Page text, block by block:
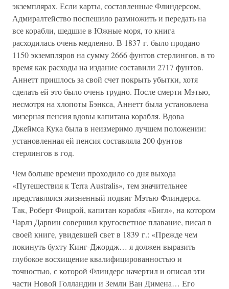
экземплярах. Если карты, составленные Флиндерсом,
Адмиралтейство поспешило размножить и передать на
все корабли, шедшие в Южные моря, то книга
расходилась очень медленно. В 1837 г. было продано
1150 экземпляров на сумму 2666 фунтов стерлингов, в то
время как расходы на издание составили 2717 фунтов.
Аннетт пришлось за свой счет покрыть убытки, хотя
сделать ей это было очень трудно. После смерти Мэтью,
несмотря на хлопоты Бэнкса, Аннетт была установлена
мизерная пенсия вдовы капитана корабля. Вдова
Джеймса Кука была в неизмеримо лучшем положении:
установленная ей пенсия составляла 200 фунтов
стерлингов в год.
Чем больше времени проходило со дня выхода
«Путешествия к Terra Australis», тем значительнее
представлялся жизненный подвиг Мэтью Флиндерса.
Так, Роберт Фицрой, капитан корабля «Бигл», на котором
Чарлз Дарвин совершил кругосветное плавание, писал в
своей книге, увидевшей свет в 1839 г.: «Прежде чем
покинуть бухту Кинг-Джордж… я должен выразить
глубокое восхищение квалифицированностью и
точностью, с которой Флиндерс начертил и описал эти
части Новой Голландии и Земли Ван Димена… Его